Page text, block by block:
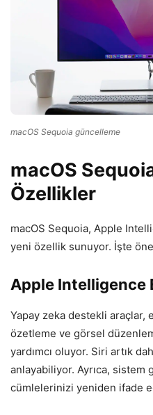
macOS Sequoia güncelleme
macOS
Özellikler
macOS Sequoia, Apple
yeni özellik sunuyor. İşte öne
Apple Intelligence
Yapay zeka destekli araçlar,
özetleme ve görsel
yardımcı oluyor. Siri artık
anlayabiliyor. Ayrıca, sistem
cümlelerinizi yeniden ifade